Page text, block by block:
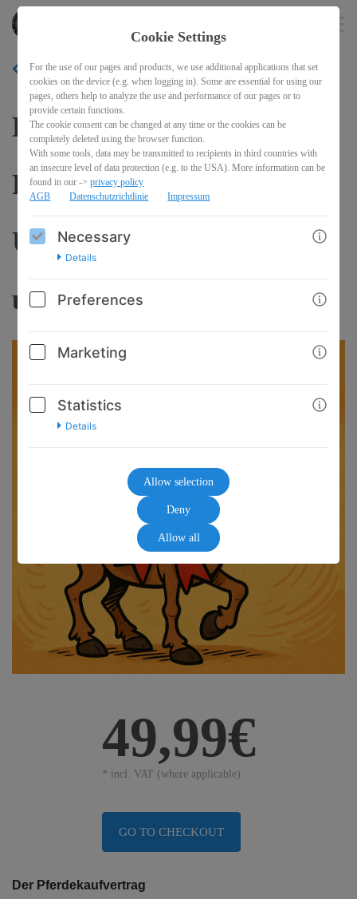
BACK
Kaufvertrag zwischen
Privatleuten oder
Unternehmern
untereinander
49,99€
* incl. VAT (where applicable)
GO TO CHECKOUT
Der Pferdekaufvertrag
Cookie Settings
For the use of our pages and products, we use additional applications that set
cookies on the device (e.g. when logging in). Some are essential for using our
pages, others help to analyze the use and performance of our pages or to
provide certain functions.
The cookie consent can be changed at any time or the cookies can be
completely deleted using the browser function.
With some tools, data may be transmitted to recipients in third countries with
an insecure level of data protection (e.g. to the USA). More information can be
found in our ->privacy policy
AGB
Datenschutzrichtlinie Impressum
Necessary
Details
Preferences
Marketing
Statistics
Details
Allow selection
Deny
Allow all